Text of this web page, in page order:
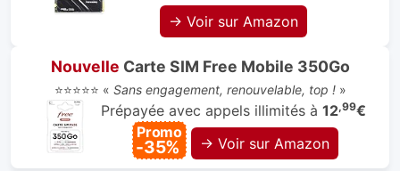
→ Voir sur Amazon
Nouvelle Carte SIM Free Mobile 350Go
⭐⭐⭐⭐⭐ « Sans engagement, renouvelable, top !»
Prépayée avec appels illimités à 12,99€
Promo
-35% → Voir sur Amazon